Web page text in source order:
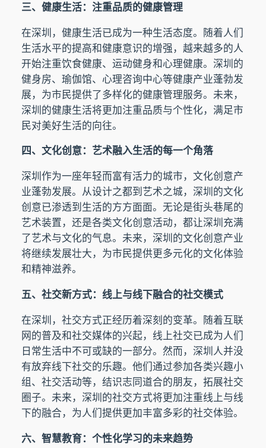
三、健康生活：注重品质的健康管理
在深圳，健康生活已成为一种生活态度。随着人们
生活水平的提高和健康意识的增强，越来越多的人
开始注重饮食健康、运动健身和心理健康。深圳的
健身房、瑜伽馆、心理咨询中心等健康产业蓬勃发
展，为市民提供了多样化的健康管理服务。未来，
深圳的健康生活将更加注重品质与个性化，满足市
民对美好生活的向往。
四、文化创意：艺术融入生活的每一个角落
深圳作为一座年轻而富有活力的城市，文化创意产
业蓬勃发展。从设计之都到艺术之城，深圳的文化
创意已渗透到生活的方方面面。无论是街头巷尾的
艺术装置，还是各类文化创意活动，都让深圳充满
了艺术与文化的气息。未来，深圳的文化创意产业
将继续发展壮大，为市民提供更多元化的文化体验
和精神滋养。
五、社交新方式：线上与线下融合的社交模式
在深圳，社交方式正经历着深刻的变革。随着互联
网的普及和社交媒体的兴起，线上社交已成为人们
日常生活中不可或缺的一部分。然而，深圳人并没
有放弃线下社交的乐趣。他们通过参加各类兴趣小
组、社交活动等，结识志同道合的朋友，拓展社交
圈子。未来，深圳的社交方式将更加注重线上与线
下的融合，为人们提供更加丰富多彩的社交体验。
六、智慧教育：个性化学习的未来趋势